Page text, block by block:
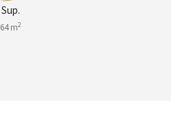
Sup.
64 m2